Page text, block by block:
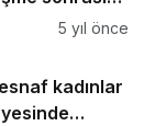
5 yıl önce
kadınlar